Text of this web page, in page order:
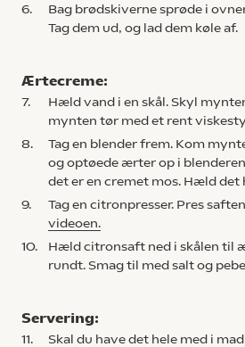
6.
Bag brødskiverne sprøde i
Tag dem ud, og lad dem køle af.
Ærtecreme:
7.
Hæld vand i en skål. Skyl
mynten tør med et rent
8.
Tag en blender frem. Kom
og optøede ærter op i
det er en cremet mos. Hæld det
9.
Tag en citronpresser. Pres
videoen.
10.
Hæld citronsaft ned i skålen til
rundt. Smag til med salt og
Servering:
11.
Skal du have det hele med i